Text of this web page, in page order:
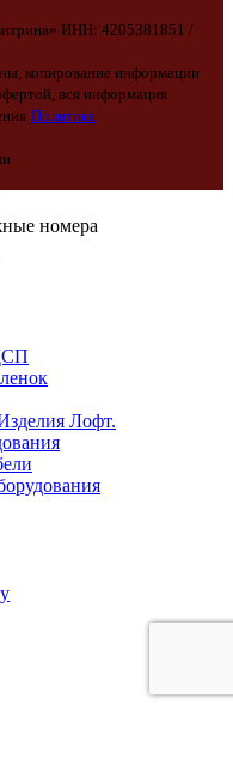
ИНН: 4205381851 /
копирование информации
вся информация
Политика
номера
Лофт.